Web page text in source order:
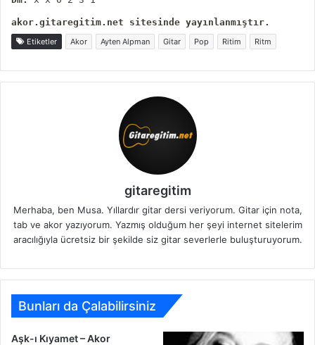
akor.gitaregitim.net sitesinde yayınlanmıştır.
Etiketler Akor Ayten Alpman Gitar Pop Ritim Ritm
gitaregitim
Merhaba, ben Musa. Yıllardır gitar dersi veriyorum. Gitar için nota,
tab ve akor yazıyorum. Yazmış olduğum her şeyi internet sitelerim
aracılığıyla ücretsiz bir şekilde siz gitar severlerle buluşturuyorum.
Bunları da Çalabilirsiniz
Aşk-ı Kıyamet – Akor